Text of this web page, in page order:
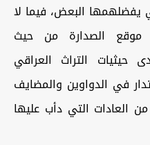
يفضلهمها البعض، فيما لا
موقع الصدارة من حيث
حيثيات التراث العراقي
في الدواوين والمضايف
العادات التي دأب عليها